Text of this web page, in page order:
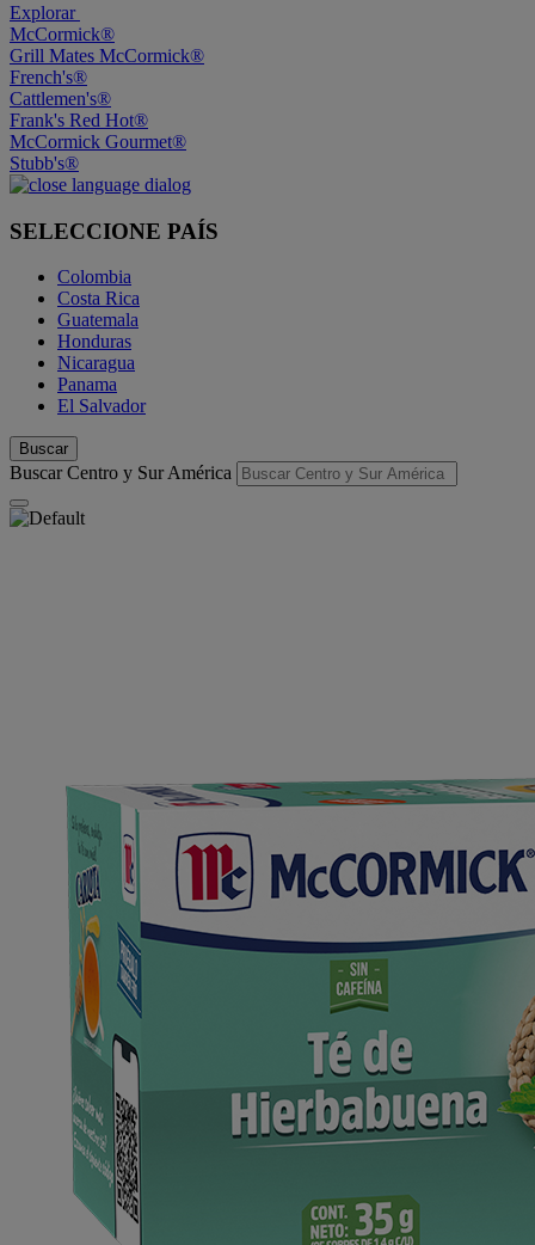
Explorar
McCormick®
Grill Mates McCormick®
French's®
Cattlemen's®
Frank's Red Hot®
McCormick Gourmet®
Stubb's®
SELECCIONE PAÍS
Colombia
Costa Rica
Guatemala
Honduras
Nicaragua
Panama
El Salvador
Buscar
Buscar Centro y Sur América